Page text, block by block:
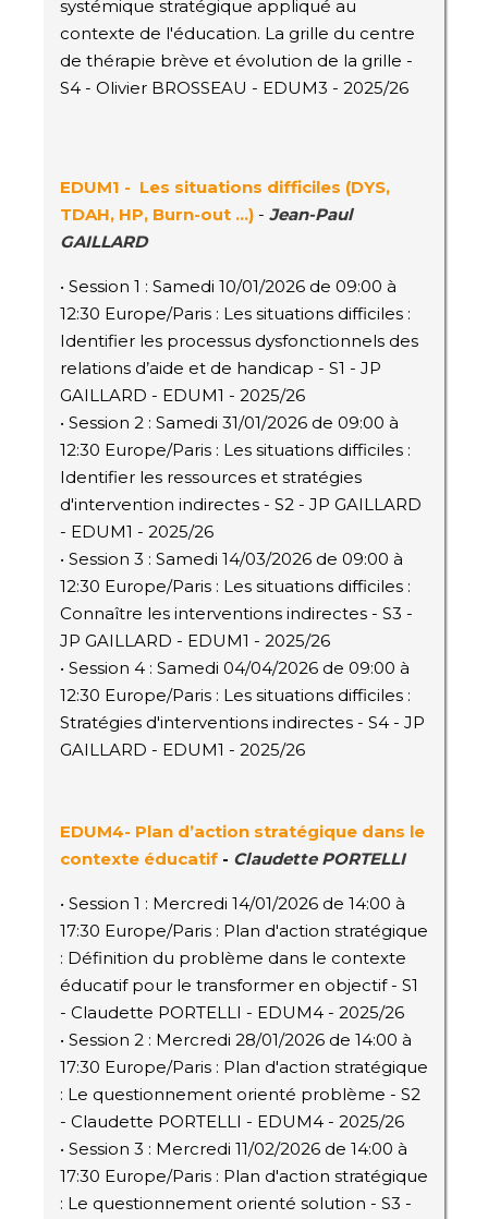
systémique stratégique appliqué au
contexte de l'éducation. La grille du centre
de thérapie brève et évolution de la grille -
S4 - Olivier BROSSEAU - EDUM3 - 2025/26
EDUM1 - Les situations difficiles (DYS,
TDAH, HP, Burn-out ...) - Jean-Paul
GAILLARD
• Session 1 : Samedi 10/01/2026 de 09:00 à
12:30 Europe/Paris : Les situations difficiles :
Identifier les processus dysfonctionnels des
relations d’aide et de handicap - S1 - JP
GAILLARD - EDUM1 - 2025/26
• Session 2 : Samedi 31/01/2026 de 09:00 à
12:30 Europe/Paris : Les situations difficiles :
Identifier les ressources et stratégies
d'intervention indirectes - S2 - JP GAILLARD
- EDUM1 - 2025/26
• Session 3 : Samedi 14/03/2026 de 09:00 à
12:30 Europe/Paris : Les situations difficiles :
Connaître les interventions indirectes - S3 -
JP GAILLARD - EDUM1 - 2025/26
• Session 4 : Samedi 04/04/2026 de 09:00 à
12:30 Europe/Paris : Les situations difficiles :
Stratégies d'interventions indirectes - S4 - JP
GAILLARD - EDUM1 - 2025/26
EDUM4- Plan d’action stratégique dans le
contexte éducatif - Claudette PORTELLI
• Session 1 : Mercredi 14/01/2026 de 14:00 à
17:30 Europe/Paris : Plan d'action stratégique
: Définition du problème dans le contexte
éducatif pour le transformer en objectif - S1
- Claudette PORTELLI - EDUM4 - 2025/26
• Session 2 : Mercredi 28/01/2026 de 14:00 à
17:30 Europe/Paris : Plan d'action stratégique
: Le questionnement orienté problème - S2
- Claudette PORTELLI - EDUM4 - 2025/26
• Session 3 : Mercredi 11/02/2026 de 14:00 à
17:30 Europe/Paris : Plan d'action stratégique
: Le questionnement orienté solution - S3 -